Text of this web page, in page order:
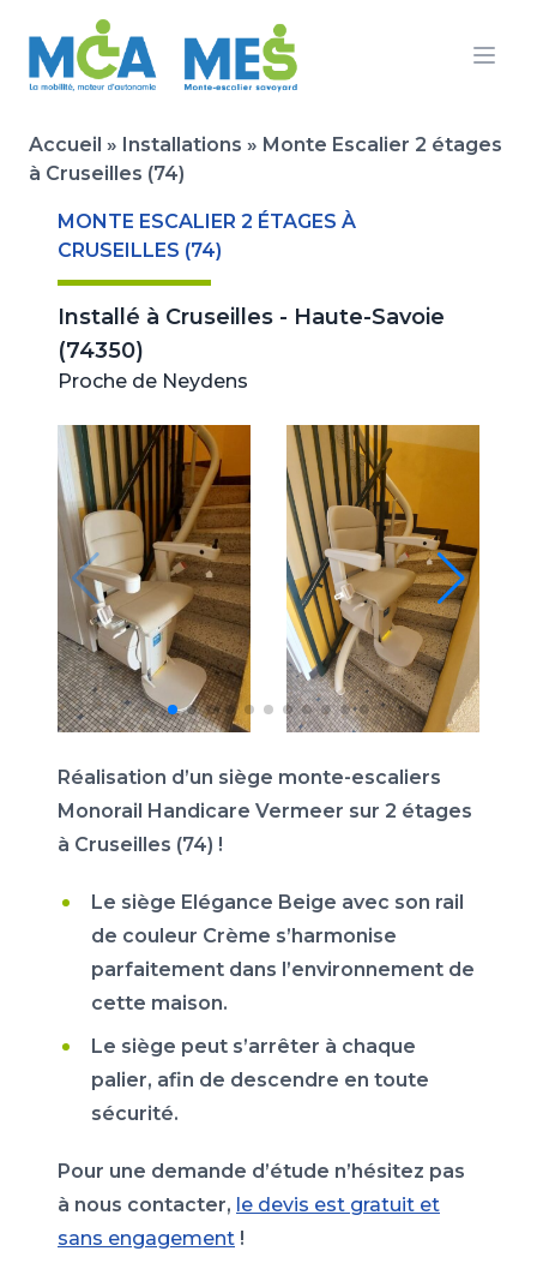
Accueil » Installations » Monte Escalier 2 étages
à Cruseilles (74)
MONTE ESCALIER 2 ÉTAGES À
CRUSEILLES (74)
Installé à Cruseilles - Haute-Savoie
(74350)
Proche de Neydens
Réalisation d’un siège monte-escaliers
Monorail Handicare Vermeer sur 2 étages
à Cruseilles (74) !
Le siège Elégance Beige avec son rail
de couleur Crème s’harmonise
parfaitement dans l’environnement de
cette maison.
Le siège peut s’arrêter à chaque
palier, afin de descendre en toute
sécurité.
Pour une demande d’étude n’hésitez pas
à nous contacter, le devis est gratuit et
sans engagement !